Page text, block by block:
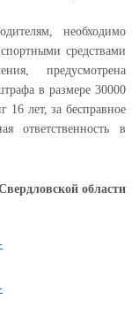
необходимо
средствами
предусмотрена
в размере 30000
16 лет, за бесправное
ответственность в
области